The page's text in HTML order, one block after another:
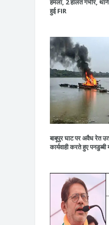
हमला, 2 हालत गंभीर,
हुई FIR
बाबूपुर घाट पर अवैध रेत
कार्यवाही करते हुए